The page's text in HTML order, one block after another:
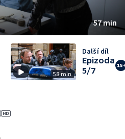
57 min
58 min
Další díl
Epizoda
5/7